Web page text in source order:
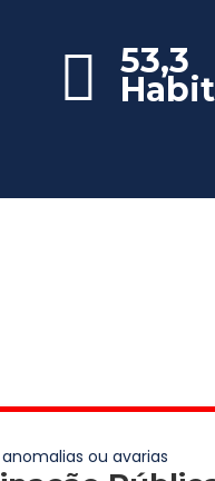
53,3
ou avarias